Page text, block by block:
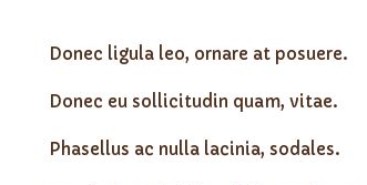
Donec ligula leo, ornare at posuere.
Donec eu sollicitudin quam, vitae.
Phasellus ac nulla lacinia, sodales.